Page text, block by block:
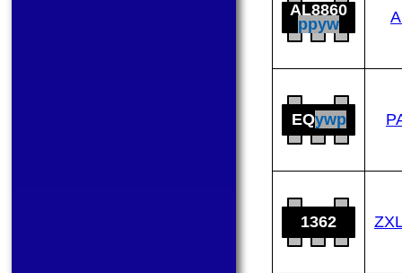
AL8860
ppyw
EQywp
1362